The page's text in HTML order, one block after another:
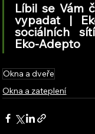
Líbil se Vám
vypadat |
sociálních
Eko-Adepto
Okna a dveře
Okna a zateplení